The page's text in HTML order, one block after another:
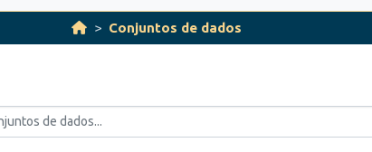
Conjuntos de dados